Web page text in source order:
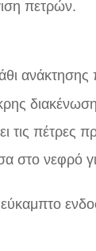
πετρών.
τις πέτρες
στο νεφρό